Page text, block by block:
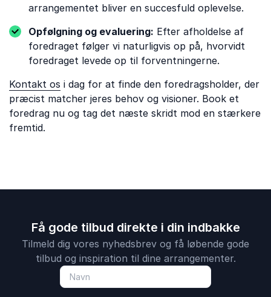
arrangementet bliver en succesfuld oplevelse.
Opfølgning og evaluering: Efter afholdelse af
foredraget følger vi naturligvis op på, hvorvidt
foredraget levede op til forventningerne.
Kontakt os i dag for at finde den foredragsholder, der
præcist matcher jeres behov og visioner. Book et
foredrag nu og tag det næste skridt mod en stærkere
fremtid.
Få gode tilbud direkte i din indbakke
Tilmeld dig vores nyhedsbrev og få løbende gode
tilbud og inspiration til dine arrangementer.